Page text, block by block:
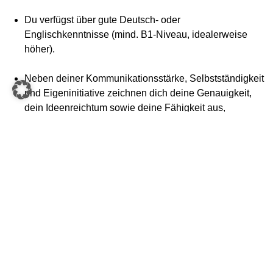
Du verfügst über gute Deutsch- oder
Englischkenntnisse (mind. B1‑Niveau, idealerweise
höher).
Neben deiner Kommunikationsstärke, Selbstständigkeit
und Eigeninitiative zeichnen dich deine Genauigkeit,
dein Ideenreichtum sowie deine Fähigkeit aus,